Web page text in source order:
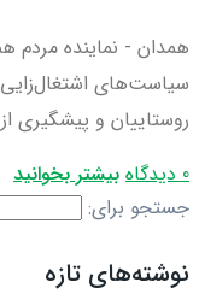
همدان - نماینده
سیاست‌های اشتغال‌زایی
روستاییان و پیشگیری
0 دیدگاه
بیشتر بخوانید
جستجو برای:
نوشته‌های تازه